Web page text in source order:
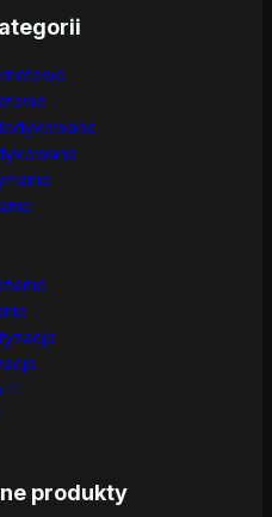
produkty